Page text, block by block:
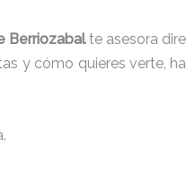
Berriozabalte asesora
y cómo quieres verte,